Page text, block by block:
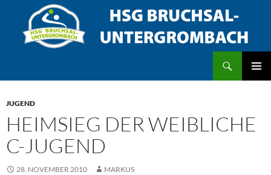
springen
JUGEND
HEIMSIEG DER WEIBLICHE
C-JUGEND
28. NOVEMBER 2010 MARKUS